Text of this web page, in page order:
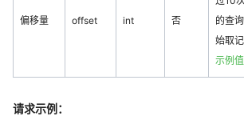
偏移量 offset int 否
的查
始取
示例
请求示例：